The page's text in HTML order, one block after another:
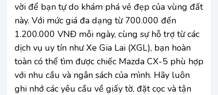
vời để bạn tự do khám phá vẻ đẹp của vùng đất
này. Với mức giá đa dạng từ 700.000 đến
1.200.000 VNĐ mỗi ngày, cùng sự hỗ trợ từ các
dịch vụ uy tín như Xe Gia Lai (XGL), bạn hoàn
toàn có thể tìm được chiếc Mazda CX-5 phù hợp
với nhu cầu và ngân sách của mình. Hãy luôn
ghi nhớ các yêu cầu về giấy tờ, đặt cọc và tận